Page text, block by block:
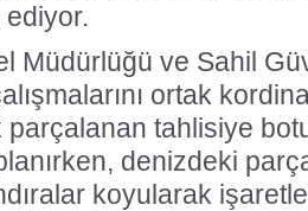
ediyor.
Müdürlüğü ve Sahil
ortak
tahlisiye
denizdeki
koyularak